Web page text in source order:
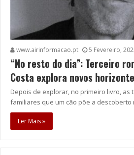
www.airinformacao.pt 5 Fevereiro,
“No resto do dia”: Terceiro
Costa explora novos
Depois de explorar, no primeiro livro, as
familiares que um cão põe a
Ler Mais »